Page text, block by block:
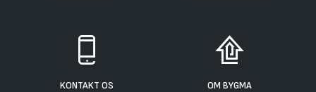
KONTAKT OS OM BYGMA